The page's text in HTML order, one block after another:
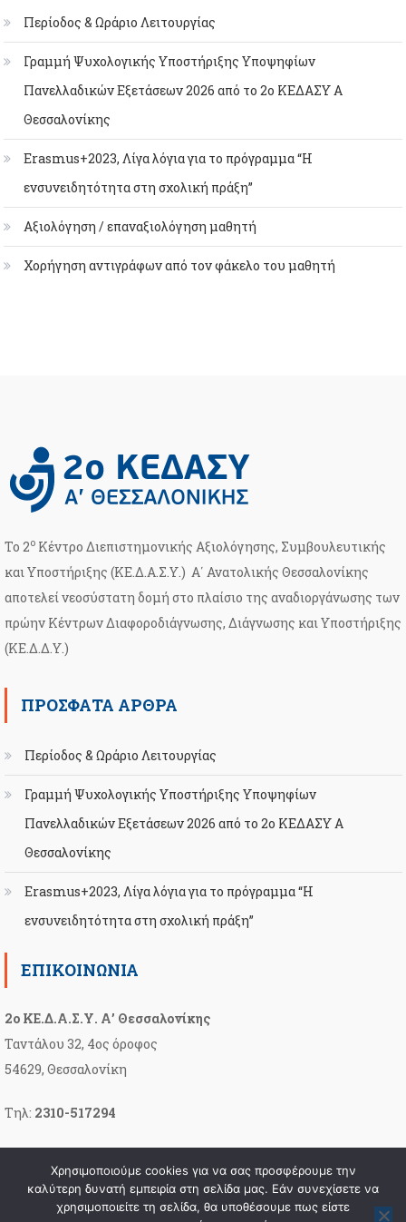
Περίοδος & Ωράριο Λειτουργίας
Γραμμή Ψυχολογικής Υποστήριξης Υποψηφίων
Πανελλαδικών Εξετάσεων 2026 από το 2ο ΚΕΔΑΣΥ Α
Θεσσαλονίκης
Erasmus+2023, Λίγα λόγια για το πρόγραμμα “Η
ενσυνειδητότητα στη σχολική πράξη”
Αξιολόγηση / επαναξιολόγηση μαθητή
Χορήγηση αντιγράφων από τον φάκελο του μαθητή
Το 2οΚέντρο Διεπιστημονικής Αξιολόγησης, Συμβουλευτικής
και Υποστήριξης (ΚΕ.Δ.Α.Σ.Υ.) Α΄ Ανατολικής Θεσσαλονίκης
αποτελεί νεοσύστατη δομή στο πλαίσιο της αναδιοργάνωσης των
πρώην Κέντρων Διαφοροδιάγνωσης, Διάγνωσης και Υποστήριξης
(ΚΕ.Δ.Δ.Υ.)
ΠΡΌΣΦΑΤΑ ΆΡΘΡΑ
Περίοδος & Ωράριο Λειτουργίας
Γραμμή Ψυχολογικής Υποστήριξης Υποψηφίων
Πανελλαδικών Εξετάσεων 2026 από το 2ο ΚΕΔΑΣΥ Α
Θεσσαλονίκης
Erasmus+2023, Λίγα λόγια για το πρόγραμμα “Η
ενσυνειδητότητα στη σχολική πράξη”
ΕΠΙΚΟΙΝΩΝΊΑ
2ο ΚΕ.Δ.Α.Σ.Υ. Α’ Θεσσαλονίκης
Ταντάλου 32, 4ος όροφος
54629, Θεσσαλονίκη
Τηλ: 2310-517294
Χρησιμοποιούμε cookies για να σας προσφέρουμε την
καλύτερη δυνατή εμπειρία στη σελίδα μας. Εάν συνεχίσετε να
χρησιμοποιείτε τη σελίδα, θα υποθέσουμε πως είστε